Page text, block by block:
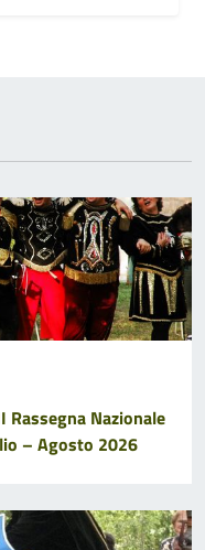
Rassegna Nazionale
– Agosto 2026